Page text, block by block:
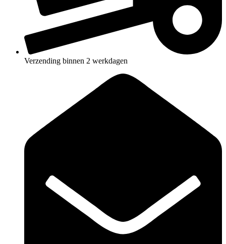
Verzending binnen 2 werkdagen